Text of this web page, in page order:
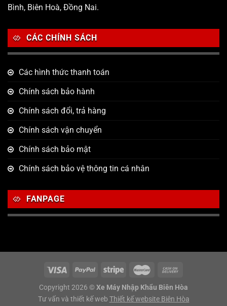
Bình, Biên Hoà, Đồng Nai.
CÁC CHÍNH SÁCH
Các hình thức thanh toán
Chính sách bảo hành
Chính sách đổi, trả hàng
Chính sách vận chuyển
Chính sách bảo mật
Chính sách bảo vệ thông tin cá nhân
FANPAGE
Copyright 2026 © Xe Máy Nhập Khẩu Biên Hòa
Tư vấn và thiết kế web Thiết kế website Biên Hòa